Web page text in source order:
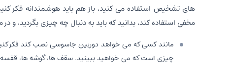
های تشخیص استفاده می کنید، باز هم باید هوشمندانه فکر
مخفی استفاده کند، بدانید که باید به دنبال چه چیزی بگردید،
مانند کسی که می خواهد دوربین جاسوسی نصب کند فکر
چیزی است که می خواهید ببینید. سقف ها، گوشه ها،